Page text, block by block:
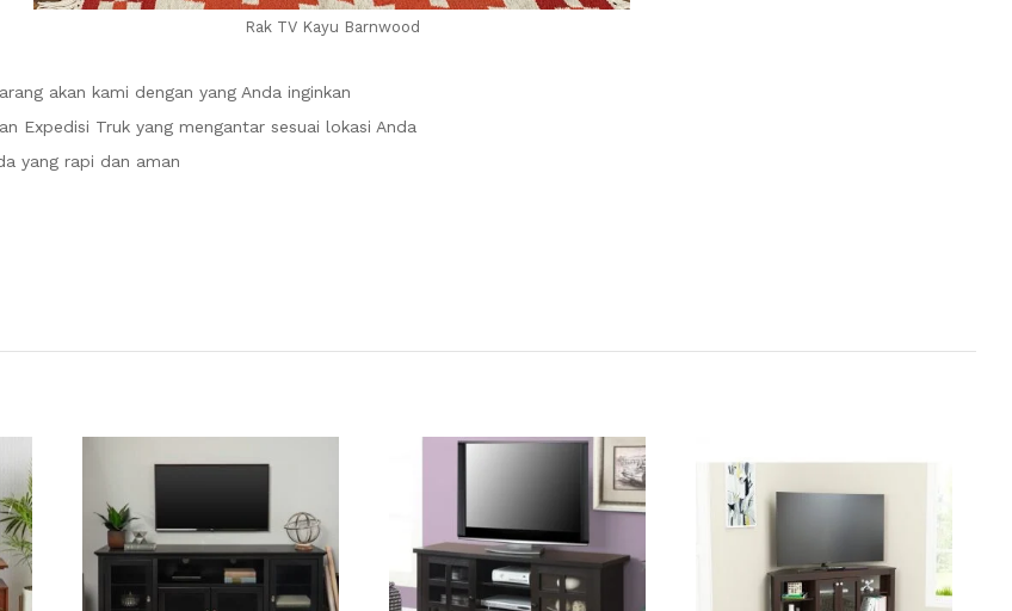
Rak TV Kayu Barnwood
akan kami dengan yang Anda inginkan
Expedisi Truk yang mengantar sesuai lokasi Anda
yang rapi dan aman